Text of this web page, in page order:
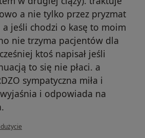
a nie tylko przez pryzmat
a jeśli chodzi o kasę to moim
nie trzyma pacjentów dla
ktoś napisał jeśli
to się nie płaci. a
sympatyczna miła i
i odpowiada na
dorota